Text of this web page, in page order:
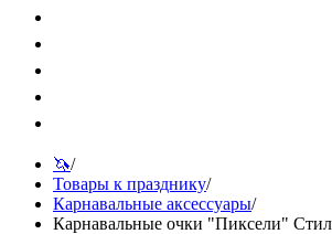
🦄/
Товары к празднику/
Карнавальные аксессуары/
Карнавальные очки "Пиксели"